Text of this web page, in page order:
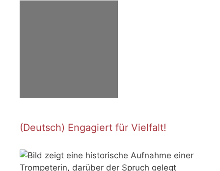
(Deutsch) Engagiert für Vielfalt!